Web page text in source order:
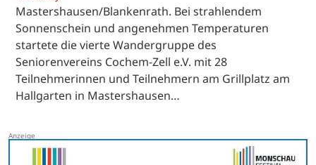
Mastershausen/Blankenrath. Bei strahlendem
Sonnenschein und angenehmen Temperaturen
startete die vierte Wandergruppe des
Seniorenvereins Cochem-Zell e.V. mit 28
Teilnehmerinnen und Teilnehmern am Grillplatz am
Hallgarten in Mastershausen…